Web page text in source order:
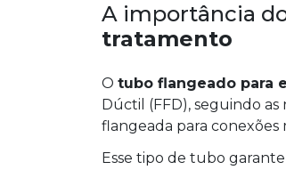
A importância
tratamento
O tubo flangeado para
Dúctil (FFD), seguindo as
flangeada para conexões
Esse tipo de tubo